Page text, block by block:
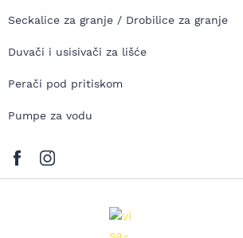
Seckalice za granje / Drobilice za granje
Duvači i usisivači za lišće
Perači pod pritiskom
Pumpe za vodu